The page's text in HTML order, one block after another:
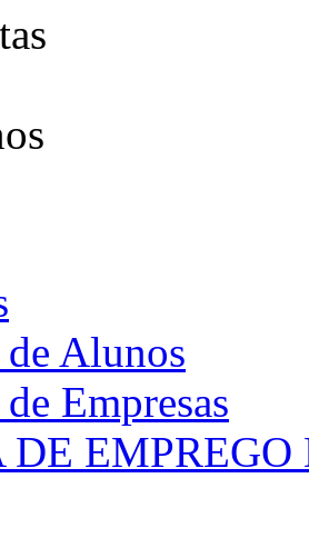
Alunos
Empresas
DE EMPREGO